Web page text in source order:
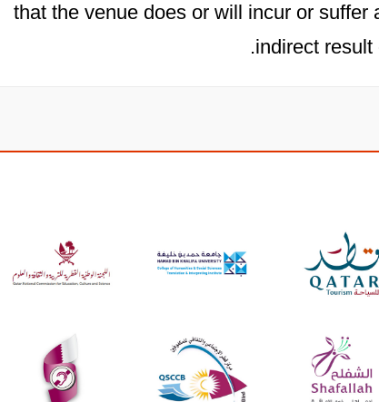
that the venue does or will incur or suffer
indirect result